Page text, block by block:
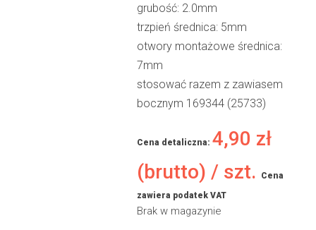
grubość: 2.0mm
trzpień średnica: 5mm
otwory montażowe średnica:
7mm
stosować razem z zawiasem
bocznym 169344 (25733)
Cena detaliczna:4,90 zł
(brutto) / szt.
Cena
zawiera podatek VAT
Brak w magazynie